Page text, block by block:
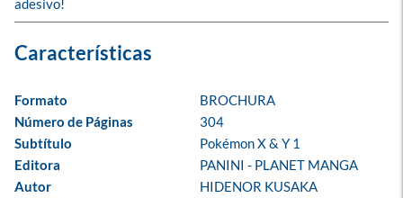
adesivo!
Formato
BROCHURA
Número de Páginas
304
Subtítulo
Pokémon X & Y 1
Editora
PANINI - PLANET MANGA
Autor
HIDENOR KUSAKA